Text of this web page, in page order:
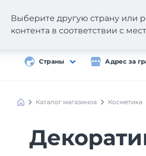
Страны Адрес за
Выберите другую страну или
контента в соответствии с
Meest
Каталог магазинов Косметика